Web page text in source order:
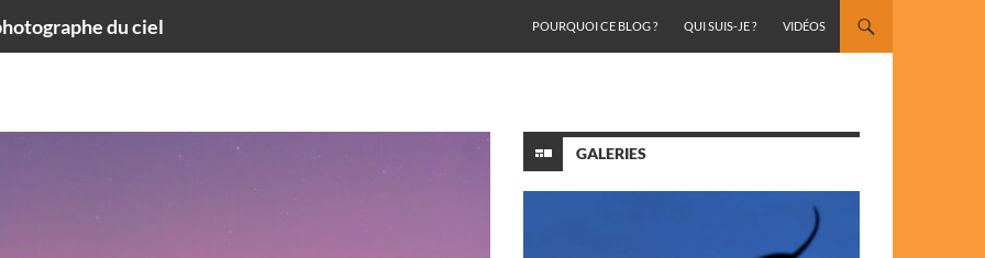
du ciel
POURQUOI CE BLOG ?
QUI SUIS-JE ? VIDÉOS
GALERIES